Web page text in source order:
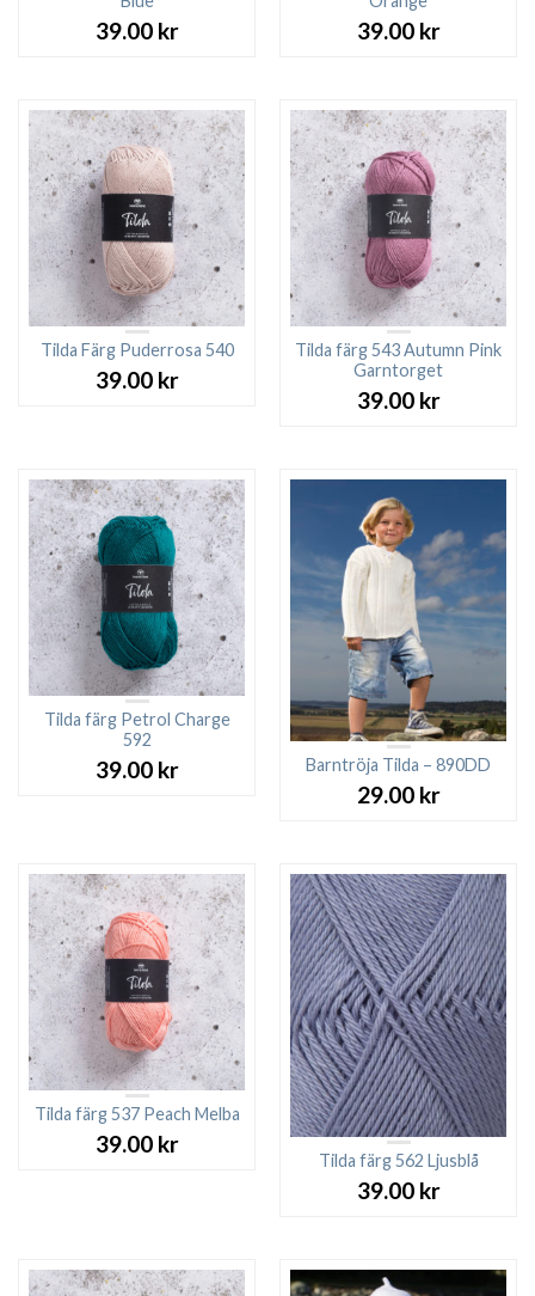
39.00 kr 39.00 kr
Tilda Färg Puderrosa 540
39.00 kr
Tilda färg 543 Autumn Pink
Garntorget
39.00 kr
Tilda färg Petrol Charge
592
39.00 kr Barntröja Tilda – 890DD
29.00 kr
Tilda färg 537 Peach Melba
39.00 kr
Tilda färg 562 Ljusblå
39.00 kr